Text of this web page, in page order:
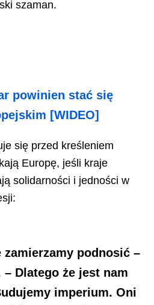
szaman.
powinien stać się
[WIDEO]
się przed kreśleniem
Europę, jeśli kraje
solidarności i jedności w
zamierzamy podnosić –
Dlatego że jest nam
imperium. Oni